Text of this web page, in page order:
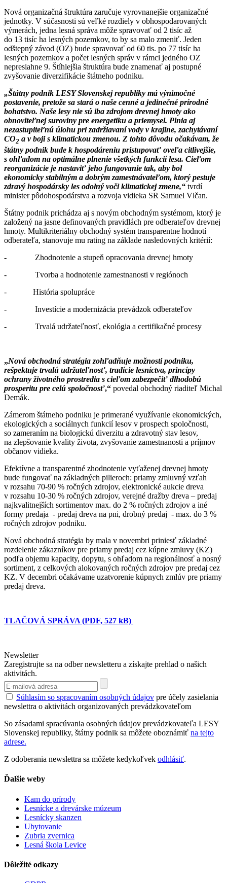
Nová organizačná štruktúra zaručuje vyrovnanejšie organizačné
jednotky. V súčasnosti sú veľké rozdiely v obhospodarovaných
výmerách, jedna lesná správa môže spravovať od 2 tisíc až
do 13 tisíc ha lesných pozemkov, to by sa malo zmeniť. Jeden
odštepný závod (OZ) bude spravovať od 60 tis. po 77 tisíc ha
lesných pozemkov a počet lesných správ v rámci jedného OZ
nepresiahne 9. Štíhlejšia štruktúra bude znamenať aj postupné
zvyšovanie diverzifikácie štátneho podniku.
„Štátny podnik LESY Slovenskej republiky má výnimočné
postavenie, pretože sa stará o naše cenné a jedinečné prírodné
bohatstvo. Naše lesy nie sú iba zdrojom drevnej hmoty ako
obnoviteľnej suroviny pre energetiku a priemysel. Plnia aj
nezastupiteľnú úlohu pri zadržiavaní vody v krajine, zachytávaní
CO2 a v boji s klimatickou zmenou. Z tohto dôvodu očakávam, že
štátny podnik bude k hospodáreniu pristupovať oveľa citlivejšie,
s ohľadom na optimálne plnenie všetkých funkcií lesa. Cieľom
reorganizácie je nastaviť jeho fungovanie tak, aby bol
ekonomicky stabilným a dobrým zamestnávateľom, ktorý pestuje
zdravý hospodársky les odolný voči klimatickej zmene,“ tvrdí
minister pôdohospodárstva a rozvoja vidieka SR Samuel Vlčan.
Štátny podnik prichádza aj s novým obchodným systémom, ktorý je
založený na jasne definovaných pravidlách pre odberateľov drevnej
hmoty. Multikriteriálny obchodný systém transparentne hodnotí
odberateľa, stanovuje mu rating na základe nasledovných kritérií:
- Zhodnotenie a stupeň opracovania drevnej hmoty
- Tvorba a hodnotenie zamestnanosti v regiónoch
- História spolupráce
- Investície a modernizácia prevádzok odberateľov
- Trvalá udržateľnosť, ekológia a certifikačné procesy
„Nová obchodná stratégia zohľadňuje možnosti podniku,
rešpektuje trvalú udržateľnosť, tradície lesníctva, princípy
ochrany životného prostredia s cieľom zabezpečiť dlhodobú
prosperitu pre celú spoločnosť,“ povedal obchodný riaditeľ Michal
Demák.
Zámerom štátneho podniku je primerané využívanie ekonomických,
ekologických a sociálnych funkcií lesov v prospech spoločnosti,
so zameraním na biologickú diverzitu a zdravotný stav lesov,
na zlepšovanie kvality života, zvyšovanie zamestnanosti a príjmov
občanov vidieka.
Efektívne a transparentné zhodnotenie vyťaženej drevnej hmoty
bude fungovať na základných pilieroch: priamy zmluvný vzťah
v rozsahu 70-90 % ročných zdrojov, elektronické aukcie dreva
v rozsahu 10-30 % ročných zdrojov, verejné dražby dreva – predaj
najkvalitnejších sortimentov max. do 2 % ročných zdrojov a iné
formy predaja - predaj dreva na pni, drobný predaj - max. do 3 %
ročných zdrojov podniku.
Nová obchodná stratégia by mala v novembri priniesť základné
rozdelenie zákazníkov pre priamy predaj cez kúpne zmluvy (KZ)
podľa objemu kapacity, dopytu, s ohľadom na regionálnosť a nosný
sortiment, z celkových alokovaných ročných zdrojov pre predaj cez
KZ. V decembri očakávame uzatvorenie kúpnych zmlúv pre priamy
predaj dreva.
TLAČOVÁ SPRÁVA (PDF, 527 kB)
Newsletter
Zaregistrujte sa na odber newsletteru a získajte prehlad o našich
aktivitách.
Súhlasím so spracovaním osobných údajov pre účely zasielania
newslettra o aktivitách organizovaných prevádzkovateľom
So zásadami spracúvania osobných údajov prevádzkovateľa LESY
Slovenskej republiky, štátny podnik sa môžete oboznámiť na tejto
adrese.
Z odoberania newslettra sa môžete kedykoľvek odhlásiť.
Ďalšie weby
Kam do prírody
Lesnícke a drevárske múzeum
Lesnícky skanzen
Ubytovanie
Zubria zvernica
Lesná škola Levice
Dôležité odkazy